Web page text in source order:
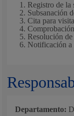
Registro de
Subsanación
Cita para visita
Resolución
Notificación a
Departamento: